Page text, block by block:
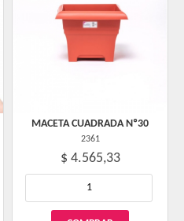
MACETA CUADRADA Nº30
2361
$ 4.565,33